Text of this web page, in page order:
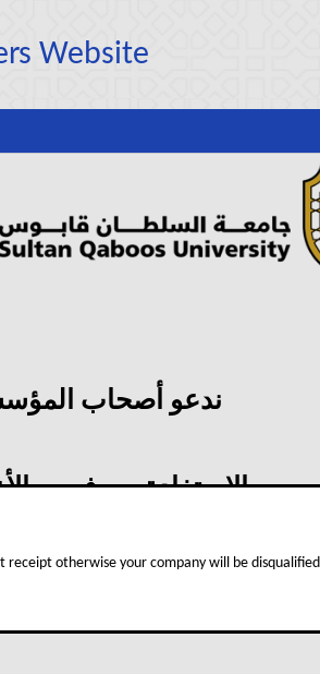
Website
ندعو أصحاب
الاستفادة من فرص
receipt otherwise your company will be disqualified